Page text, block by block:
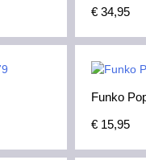
€ 34,95
Funko
€ 15,95